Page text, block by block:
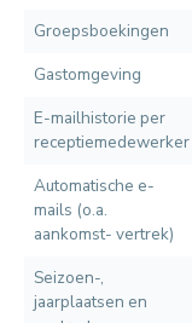
Groepsboekingen
Gastomgeving
E-mailhistorie per
receptiemedewerker
Automatische e-
mails (o.a.
aankomst- vertrek)
Seizoen-,
jaarplaatsen en